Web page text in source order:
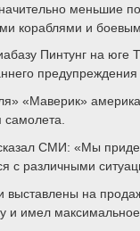
меньшие
кораблями и
Пинтунг на юге
«Маверик»
СМИ: «Мы
с различными
на
имел максимальное